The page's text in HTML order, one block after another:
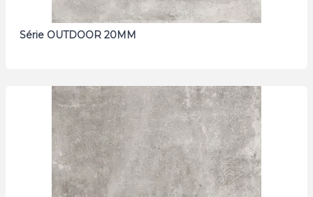
Série OUTDOOR 20MM